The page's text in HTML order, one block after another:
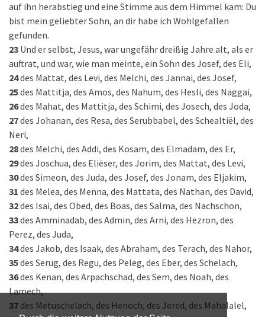
auf ihn herabstieg und eine Stimme aus dem Himmel kam: Du
bist mein geliebter Sohn, an dir habe ich Wohlgefallen
gefunden.
23 Und er selbst, Jesus, war ungefähr dreißig Jahre alt, als er
auftrat, und war, wie man meinte, ein Sohn des Josef, des Eli,
24des Mattat, des Levi, des Melchi, des Jannai, des Josef,
25des Mattitja, des Amos, des Nahum, des Hesli, des Naggai,
26des Mahat, des Mattitja, des Schimi, des Josech, des Joda,
27des Johanan, des Resa, des Serubbabel, des Schealtiël, des
Neri,
28des Melchi, des Addi, des Kosam, des Elmadam, des Er,
29des Joschua, des Eliëser, des Jorim, des Mattat, des Levi,
30des Simeon, des Juda, des Josef, des Jonam, des Eljakim,
31 des Melea, des Menna, des Mattata, des Nathan, des David,
32des Isai, des Obed, des Boas, des Salma, des Nachschon,
33des Amminadab, des Admin, des Arni, des Hezron, des
Perez, des Juda,
34des Jakob, des Isaak, des Abraham, des Terach, des Na­hor,
35des Serug, des Regu, des Peleg, des Eber, des Schelach,
36des Kenan, des Arpachschad, des Sem, des Noah, des
Lamech,
37 des Metuschelach, des Henoch, des Jered, des Mahalalel,